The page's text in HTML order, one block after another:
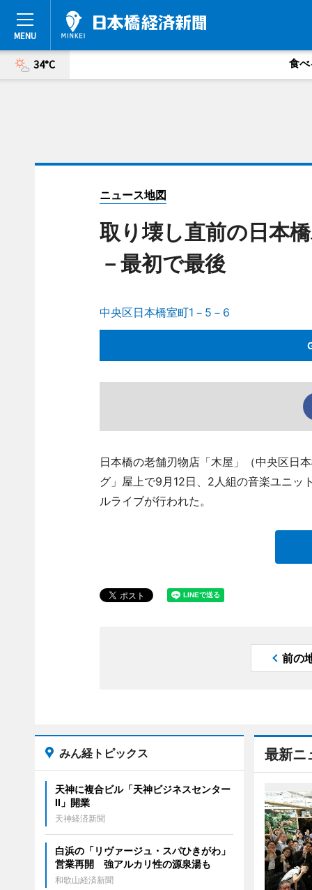
34°C 食べ
ニュース地図
取り壊し直前の日本
－最初で最後
中央区日本橋室町1－5－6
日本橋の老舗刃物店「木屋」（中央区日
グ」屋上で9月12日、2人組の音楽ユニ
ルライブが行われた。
前の
最新ニ
みん経トピックス
天神に複合ビル「天神ビジネスセンター
II」開業
天神経済新聞
白浜の「リヴァージュ・スパひきがわ」
営業再開 強アルカリ性の源泉湯も
和歌山経済新聞